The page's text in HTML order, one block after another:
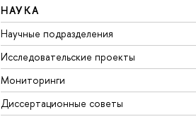
НАУКА
Научные подразделения
Исследовательские проекты
Мониторинги
Диссертационные советы